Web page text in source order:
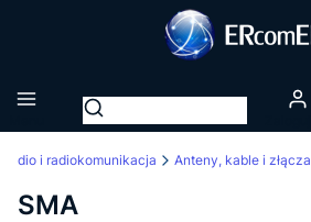
Otwórz wyszukiwarkę
i radiokomunikacja Anteny, kable i złącza
SMA